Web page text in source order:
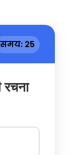
समय: 25